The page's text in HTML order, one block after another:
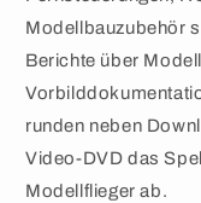
Modellbauzubehör
Berichte über
runden neben
Video-DVD das
Modellflieger ab.